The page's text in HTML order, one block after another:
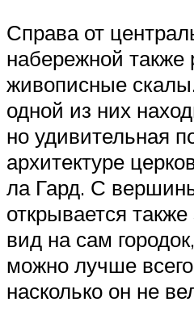
Справа от
набережной также
живописные
одной из них
но удивительная
архитектуре
ла Гард. С
открывается
вид на сам
можно лучше
насколько он не